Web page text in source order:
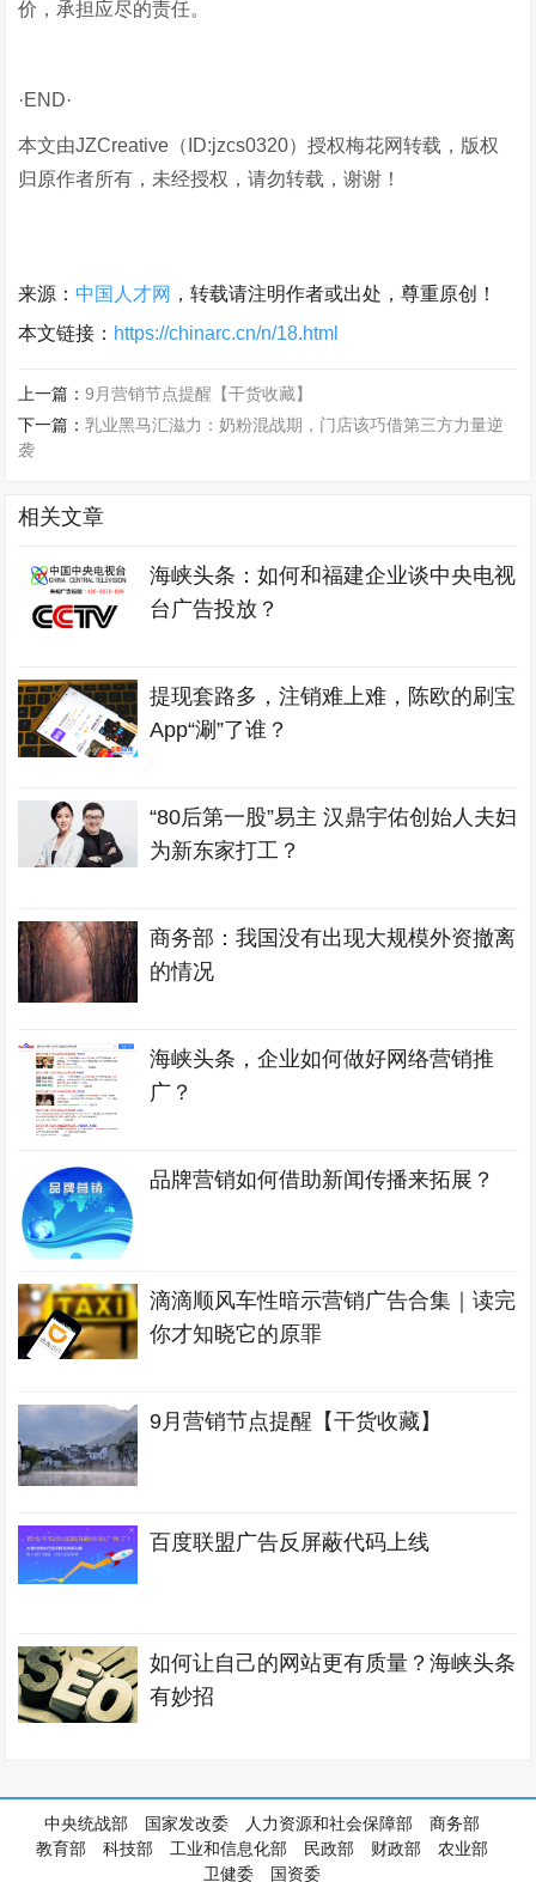
价，承担应尽的责任。
·END·
本文由JZCreative（ID:jzcs0320）授权梅花网转载，版权
归原作者所有，未经授权，请勿转载，谢谢！
来源： 中国人才网 ，转载请注明作者或出处，尊重原创！
本文链接： https://chinarc.cn/n/18.html
上一篇：9月营销节点提醒【干货收藏】
下一篇：乳业黑马汇滋力：奶粉混战期，门店该巧借第三方力量逆
袭
相关文章
海峡头条：如何和福建企业谈中央电视
台广告投放？
提现套路多，注销难上难，陈欧的刷宝
App“涮”了谁？
“80后第一股”易主 汉鼎宇佑创始人夫妇
为新东家打工？
商务部：我国没有出现大规模外资撤离
的情况
海峡头条，企业如何做好网络营销推
广？
品牌营销如何借助新闻传播来拓展？
滴滴顺风车性暗示营销广告合集｜读完
你才知晓它的原罪
9月营销节点提醒【干货收藏】
百度联盟广告反屏蔽代码上线
如何让自己的网站更有质量？海峡头条
有妙招
中央统战部 国家发改委 人力资源和社会保障部
商务部
教育部
科技部 工业和信息化部 民政部 财政部
农业部
卫健委
国资委